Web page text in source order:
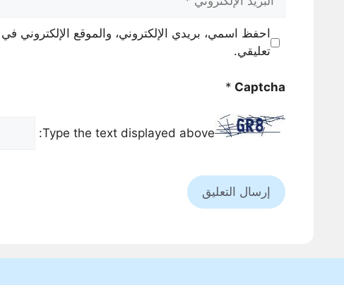
الإلكتروني
احفظ اسمي، بريدي الإلكتروني، والموقع الإلكتروني
تعليقي.
Captcha
*
Type the text displayed above: